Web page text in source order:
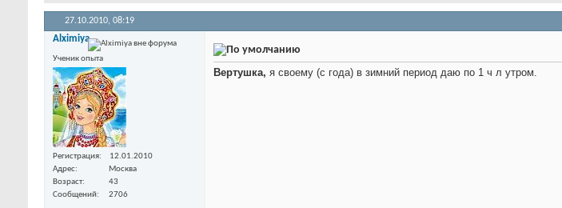
27.10.2010, 08:19
Alximiya
Ученик опыта
Регистрация
12.01.2010
Адрес
Москва
Возраст
43
Сообщений
2706
Вертушка, я своему (с года) в зимний период даю по 1 ч л утром.